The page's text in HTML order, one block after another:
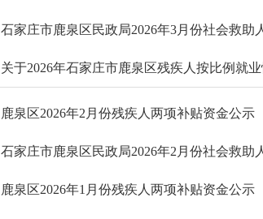
石家庄市鹿泉区民政局2026年3月份社会救助
关于2026年石家庄市鹿泉区残疾人按比例就
鹿泉区2026年2月份残疾人两项补贴资金公示
石家庄市鹿泉区民政局2026年2月份社会救助
鹿泉区2026年1月份残疾人两项补贴资金公示